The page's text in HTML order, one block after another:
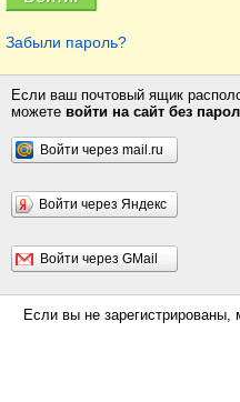
Забыли пароль?
Если ваш почтовый ящик
можете войти на сайт без
Войти через mail.ru
Войти через Яндекс
Войти через GMail
Если вы не зарегистрированы,